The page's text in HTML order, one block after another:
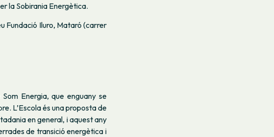
la Sobirania Energètica.
Fundació Iluro, Mataró (carrer
Som Energia, que enguany se
L’Escola és una proposta de
en general, i aquest any
de transició energètica i